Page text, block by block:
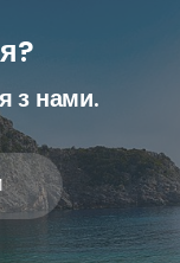
з нами.